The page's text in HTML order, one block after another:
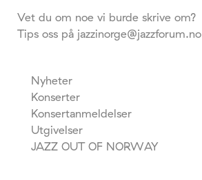
Vet du om noe vi burde skrive om?
Tips oss på jazzinorge@jazzforum.no
Nyheter
Konserter
Konsertanmeldelser
Utgivelser
JAZZ OUT OF NORWAY